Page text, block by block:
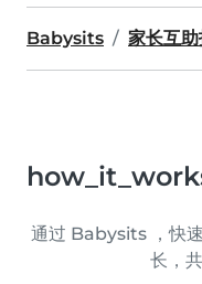
Babysits 家长互
通过 Babysits ，快
长，